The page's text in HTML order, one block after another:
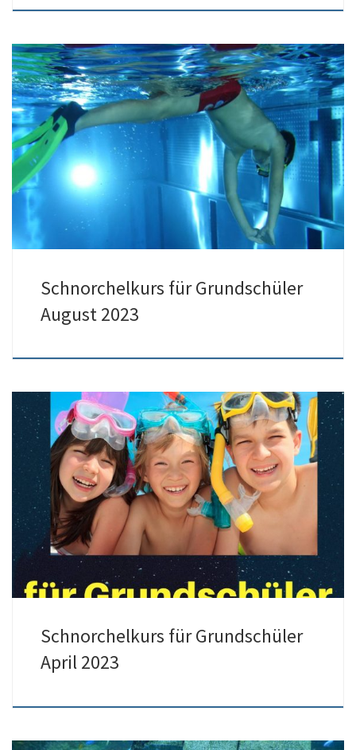
Vom 14. August an startet unser Schnorchelkurs für Grundschüler im
Hallenbad Liblar. Dieser findet an […]
Schnorchelkurs für Grundschüler
August 2023
Vom 17. April an startet unser Schnorchelkurs für Grundschüler im
Hallenbad Liblar. Dieser findet an […]
Schnorchelkurs für Grundschüler
April 2023